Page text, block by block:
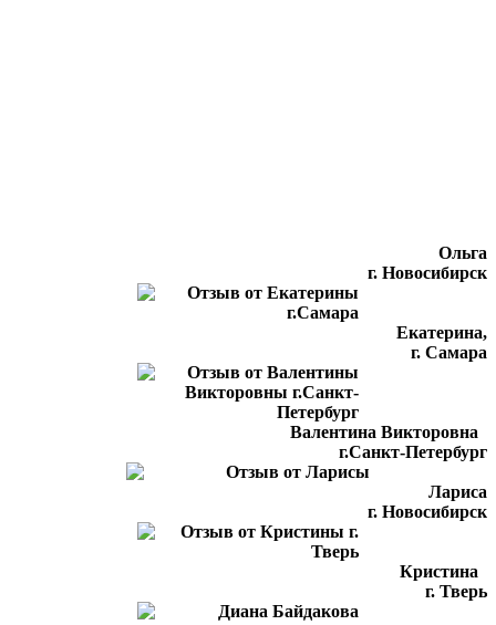
Ольга
г. Новосибирск
Екатерина,
г. Самара
Валентина Викторовна
г.Санкт-Петербург
Лариса
г. Новосибирск
Кристина
г. Тверь